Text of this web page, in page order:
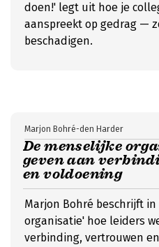
doen!' legt uit hoe je
aanspreekt op gedrag —
beschadigen.
De menselijke
geven aan
en voldoening
Marjon Bohré-den Harder
Marjon Bohré beschrijft
organisatie' hoe leiders
verbinding, vertrouwen